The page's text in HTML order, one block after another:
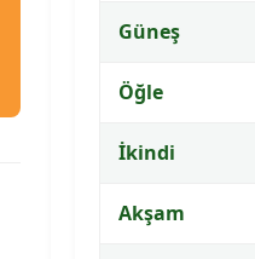
Güneş
Öğle
İkindi
Akşam